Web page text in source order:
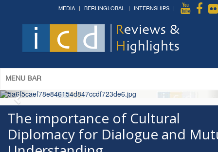
MEDIA BERLINGLOBAL INTERNSHIPS
MENU BAR
Studies »
& The 12th Conference on Christian Arabic
Studies
The importance of Cultural
Diplomacy for Dialogue and